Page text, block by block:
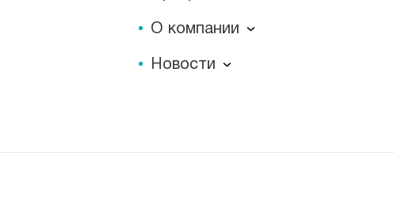
до 15:00, Вс: выходной
c 8:00 до 15:00
О компании
О компании
Отзывы
Новости